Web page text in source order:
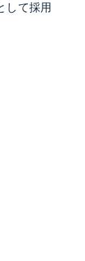
して採用